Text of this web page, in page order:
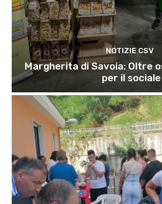
NOTIZIE CSV
Margherita di Savoia: Oltre
per il sociale